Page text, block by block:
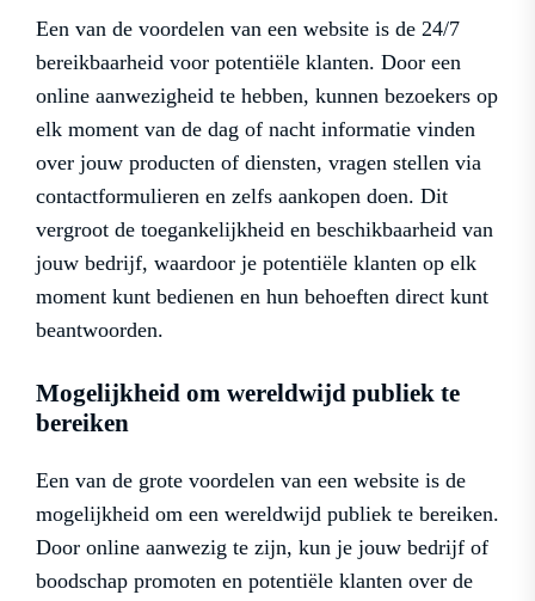
Een van de voordelen van een website is de 24/7
bereikbaarheid voor potentiële klanten. Door een
online aanwezigheid te hebben, kunnen bezoekers op
elk moment van de dag of nacht informatie vinden
over jouw producten of diensten, vragen stellen via
contactformulieren en zelfs aankopen doen. Dit
vergroot de toegankelijkheid en beschikbaarheid van
jouw bedrijf, waardoor je potentiële klanten op elk
moment kunt bedienen en hun behoeften direct kunt
beantwoorden.
Mogelijkheid om wereldwijd publiek te
bereiken
Een van de grote voordelen van een website is de
mogelijkheid om een wereldwijd publiek te bereiken.
Door online aanwezig te zijn, kun je jouw bedrijf of
boodschap promoten en potentiële klanten over de